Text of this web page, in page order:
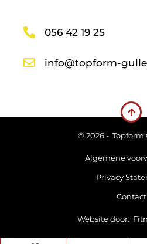
056 42 19 25
info@topform-
© 2026 - Topform
Algemene
Privacy
Contact
Website door: